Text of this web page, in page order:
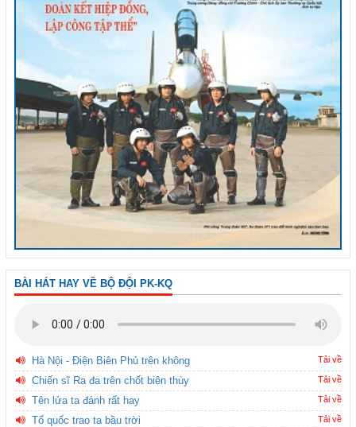
BÀI HÁT HAY VỀ BỘ ĐỘI PK-KQ
Hà Nội - Điện Biên Phủ trên không Tải về
Chiến sĩ Ra đa trên chốt biên thùy Tải về
Tên lửa ta đánh rất hay Tải về
Tổ quốc trao ta bầu trời Tải về